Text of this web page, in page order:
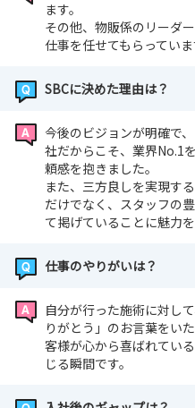
ます。
その他、物販係のリーダ
仕事を任せてもらっていま
SBCに決めた理由は？
今後のビジョンが明確で
社だからこそ、業界No.1
頼感を抱きました。
また、三方良しを実現す
だけでなく、スタッフの
て掲げていることに魅力を
仕事のやりがいは？
自分が行った施術に対し
りがとう」のお言葉をい
客様が心から喜ばれてい
じる瞬間です。